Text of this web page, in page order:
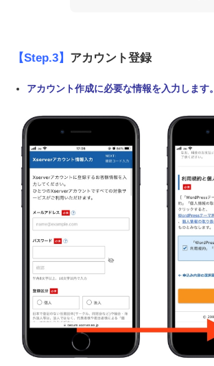
【Step.3】 アカウント登録
アカウント作成に必要な情報を入力します。